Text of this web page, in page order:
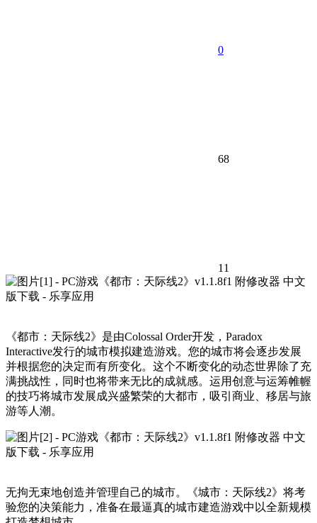
0
68
11
《都市：天际线2》是由Colossal Order开发，Paradox
Interactive发行的城市模拟建造游戏。您的城市将会逐步发展
并根据您的决定而有所变化。这个不断变化的动态世界除了充
满挑战性，同时也将带来无比的成就感。运用创意与运筹帷幄
的技巧将城市发展成兴盛繁荣的大都市，吸引商业、移居与旅
游等人潮。
无拘无束地创造并管理自己的城市。《城市：天际线2》将考
验您的决策能力，准备在最逼真的城市建造游戏中以全新规模